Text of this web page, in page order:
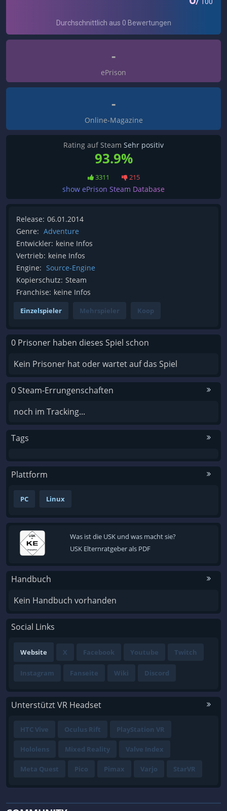
-
ePrison
-
Online-Magazine
Rating auf Steam Sehr positiv
93.9%
3311 215
show ePrison Steam Database
Release: 06.01.2014
Genre: Adventure
Entwickler: keine Infos
Vertrieb: keine Infos
Engine: Source-Engine
Kopierschutz: Steam
Franchise: keine Infos
Einzelspieler Mehrspieler Koop
0 Prisoner haben dieses Spiel schon
Kein Prisoner hat oder wartet auf das Spiel
0 Steam-Errungenschaften
noch im Tracking...
Tags
Plattform
PC Linux
Was ist die USK und was macht sie?
USK Elternratgeber als PDF
Handbuch
Kein Handbuch vorhanden
Social Links
Website X Facebook Youtube Twitch
Instagram Fanseite Wiki Discord
Unterstützt VR Headset
HTC Vive Oculus Rift PlayStation VR
Hololens Mixed Reality Valve Index
Meta Quest Pico Pimax Varjo StarVR